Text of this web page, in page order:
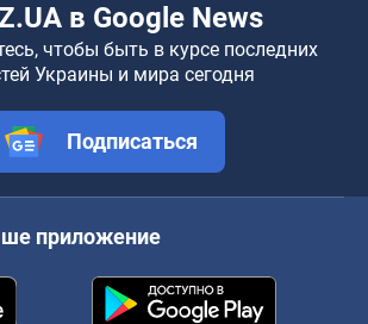
в Google News
чтобы быть в курсе последних
Украины и мира сегодня
Подписаться
приложение